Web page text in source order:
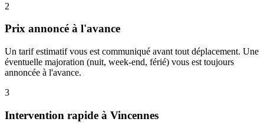
2
Prix annoncé à l'avance
Un tarif estimatif vous est communiqué avant tout déplacement. Une
éventuelle majoration (nuit, week-end, férié) vous est toujours
annoncée à l'avance.
3
Intervention rapide à Vincennes